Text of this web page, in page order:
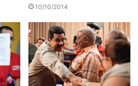
10/10/2014